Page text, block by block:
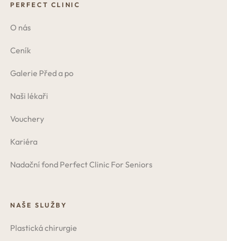
PERFECT CLINIC
O nás
Ceník
Galerie Před a po
Naši lékaři
Vouchery
Kariéra
Nadační fond Perfect Clinic For Seniors
NAŠE SLUŽBY
Plastická chirurgie